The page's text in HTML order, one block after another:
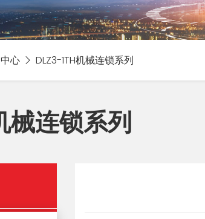
心 DLZ3-1TH机械连锁系列
械连锁系列